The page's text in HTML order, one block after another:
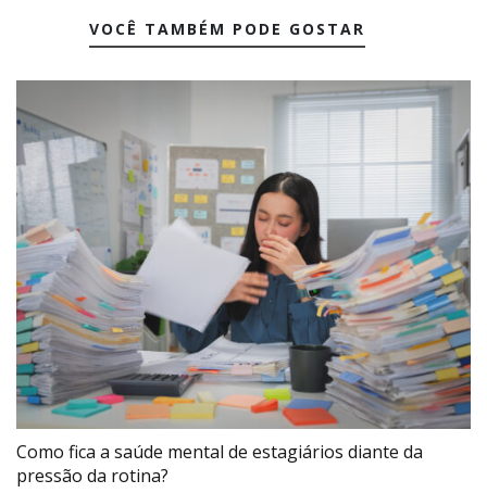
VOCÊ TAMBÉM PODE GOSTAR
Como fica a saúde mental de estagiários diante da
pressão da rotina?